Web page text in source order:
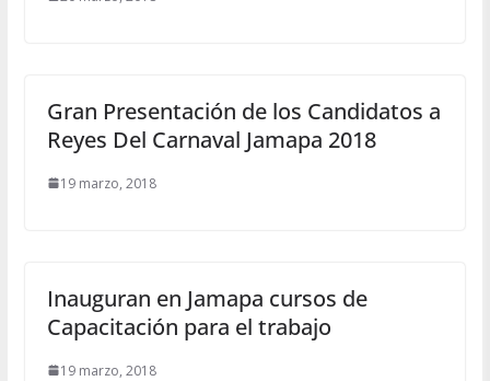
Gran Presentación de los Candidatos a
Reyes Del Carnaval Jamapa 2018
19 marzo, 2018
Inauguran en Jamapa cursos de
Capacitación para el trabajo
19 marzo, 2018